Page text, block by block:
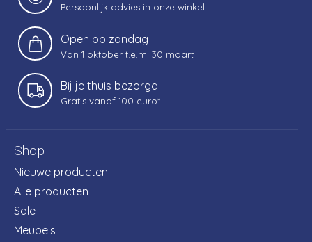
Persoonlijk advies in onze winkel
Open op zondag
Van 1 oktober t.e.m. 30 maart
Bij je thuis bezorgd
Gratis vanaf 100 euro*
Shop
Nieuwe producten
Alle producten
Sale
Meubels